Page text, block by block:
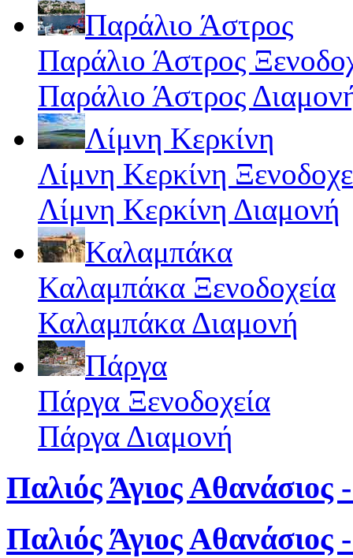
Παράλιο Άστρος
Παράλιο Άστρος
Παράλιο Άστρος
Λίμνη Κερκίνη
Λίμνη Κερκίνη
Λίμνη Κερκίνη Διαμονή
Καλαμπάκα
Καλαμπάκα Ξενοδοχεία
Καλαμπάκα Διαμονή
Πάργα
Πάργα Ξενοδοχεία
Πάργα Διαμονή
Παλιός Άγιος Αθανάσιος
Παλιός Άγιος Αθανάσιος